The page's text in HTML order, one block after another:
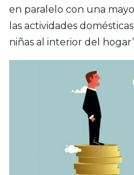
en paralelo con una
las actividades
niñas al interior del